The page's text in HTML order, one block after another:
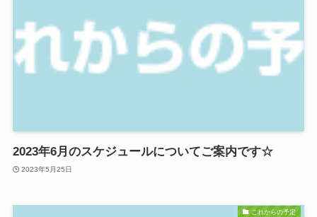
2023年6月のスケジュールについてご案内です☆
2023年5月25日
これからの予定